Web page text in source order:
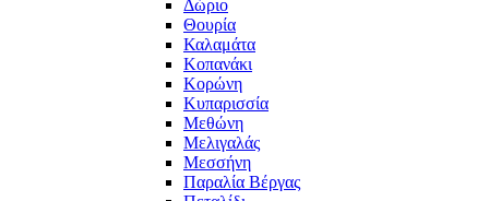
Δώριο
Θουρία
Καλαμάτα
Κοπανάκι
Κορώνη
Κυπαρισσία
Μεθώνη
Μελιγαλάς
Μεσσήνη
Παραλία Βέργας